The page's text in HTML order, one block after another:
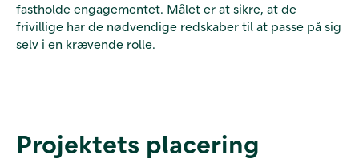
fastholde engagementet. Målet er at sikre, at de
frivillige har de nødvendige redskaber til at passe på sig
selv i en krævende rolle.
Projektets placering